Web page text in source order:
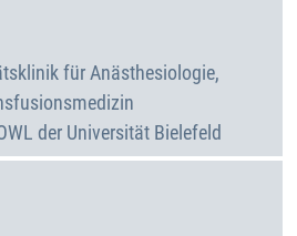
für Anästhesiologie,
der Universität Bielefeld